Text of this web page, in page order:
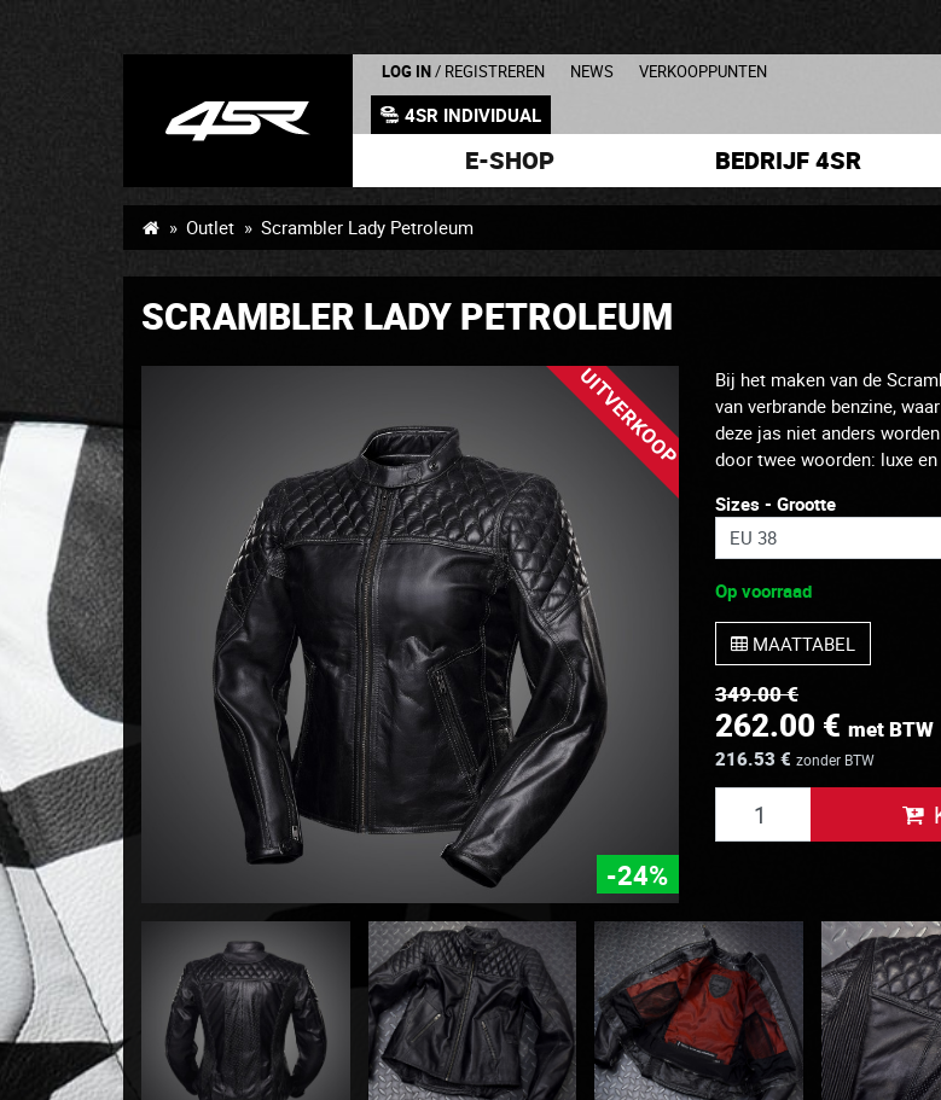
LOG IN / REGISTREREN NEWS VERKOOPPUNTEN
4SR INDIVIDUAL
E-SHOP BEDRIJF 4SR
Outlet Scrambler Lady Petroleum
SCRAMBLER LADY PETROLEUM
UITVERKOOP
-24%
Bij het maken van de
van verbrande benzine,
deze jas niet anders
door twee woorden: luxe
Sizes - Grootte
Op voorraad
MAATTABEL
349.00 €
262.00 € met BTW
216.53 € zonder BTW